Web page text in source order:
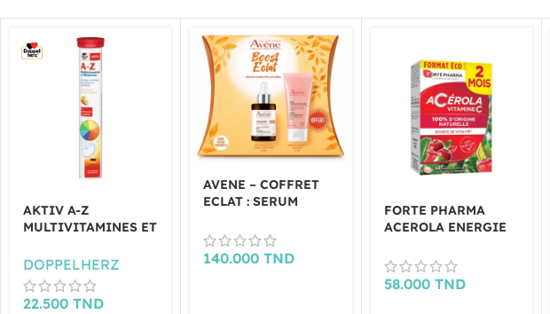
AKTIV A-Z
MULTIVITAMINES ET
COMPRIMES
EFFERVESCENTS
DOPPELHERZ
22.500 TND
AVENE – COFFRET
ECLAT : SERUM
GELEE GOMMANTE
DOUCEUR 50ML
OFFERTE
140.000TND
FORTE PHARMA
ACEROLA ENERGIE
58.000 TND